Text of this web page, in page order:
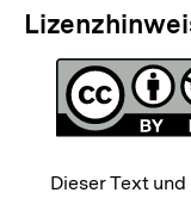
Dieser Text